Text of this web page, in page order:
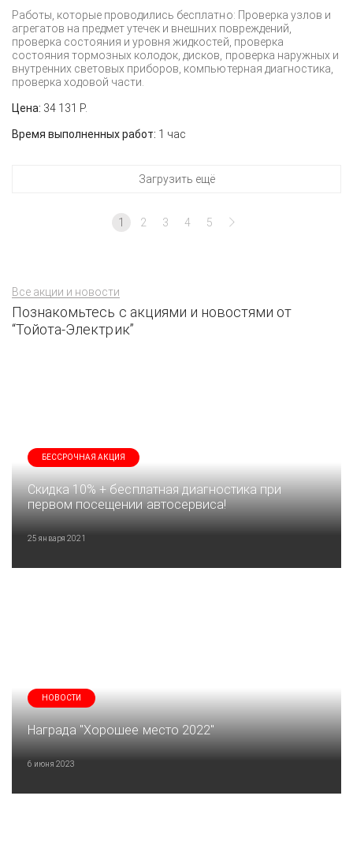
Работы, которые проводились бесплатно: Проверка узлов и
агрегатов на предмет утечек и внешних повреждений,
проверка состояния и уровня жидкостей, проверка
состояния тормозных колодок, дисков, проверка наружных и
внутренних световых приборов, компьютерная диагностика,
проверка ходовой части.
Цена: 34 131 Р.
Время выполненных работ: 1 час
Загрузить ещё
1 2 3 4 5
Все акции и новости
Познакомьтесь с акциями и новостями от
“Тойота-Электрик”
БЕССРОЧНАЯ АКЦИЯ
Скидка 10% + бесплатная диагностика при
первом посещении автосервиса!
25 января 2021
НОВОСТИ
Награда "Хорошее место 2022"
6 июня 2023